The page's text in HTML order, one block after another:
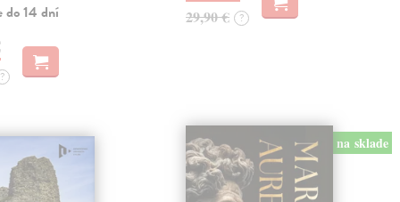
do 14 dní
?
29,90 € ?
na sklade